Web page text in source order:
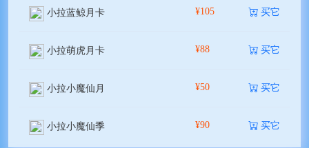
小拉蓝鲸月卡 ¥105 买它
小拉萌虎月卡 ¥88 买它
小拉小魔仙月 ¥50 买它
小拉小魔仙季 ¥90 买它